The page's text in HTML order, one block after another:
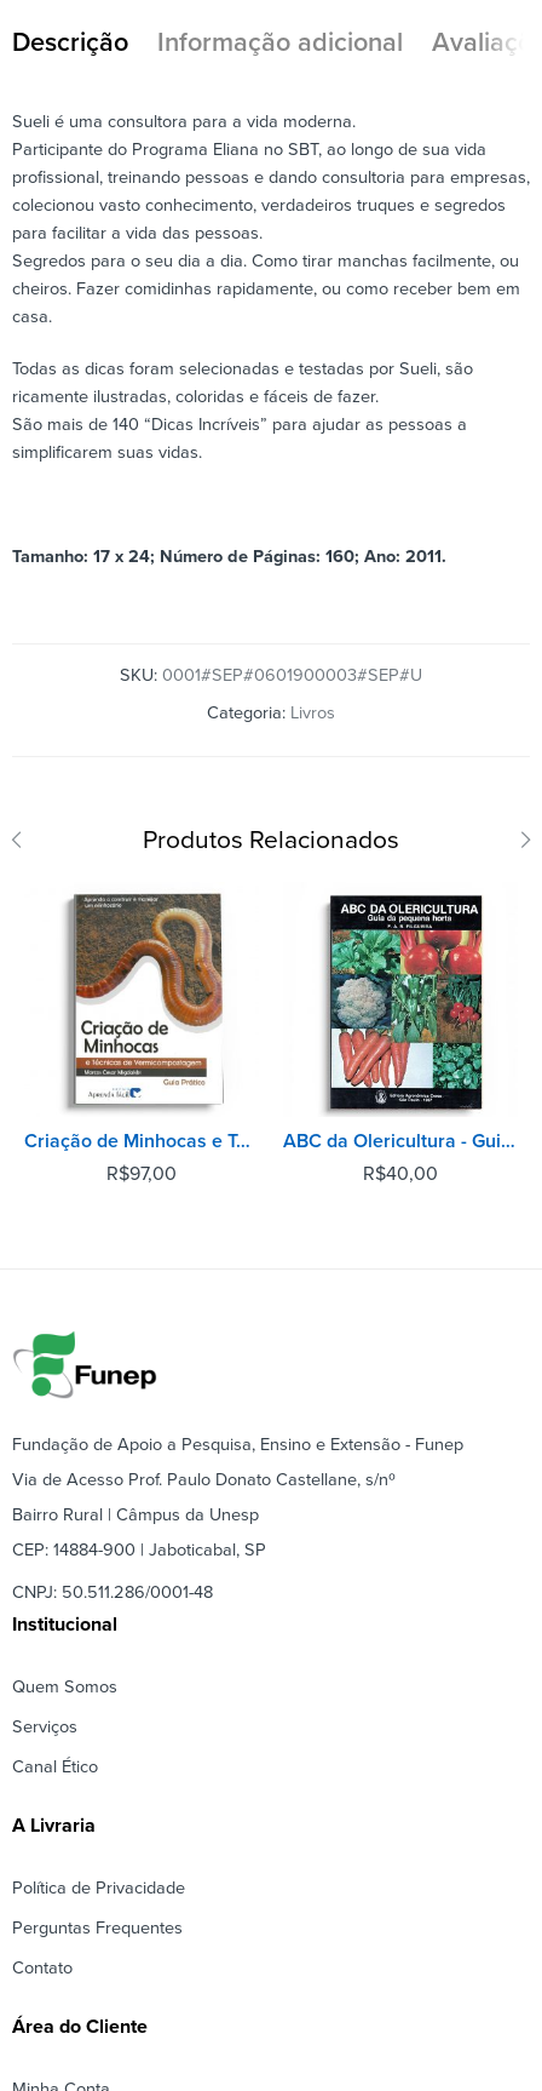
Descrição Informação adicional
Sueli é uma consultora para a vida moderna.
Participante do Programa Eliana no SBT, ao longo de sua vida
profissional, treinando pessoas e dando consultoria para empresas,
colecionou vasto conhecimento, verdadeiros truques e segredos
para facilitar a vida das pessoas.
Segredos para o seu dia a dia. Como tirar manchas facilmente, ou
cheiros. Fazer comidinhas rapidamente, ou como receber bem em
casa.
Todas as dicas foram selecionadas e testadas por Sueli, são
ricamente ilustradas, coloridas e fáceis de fazer.
São mais de 140 “Dicas Incríveis” para ajudar as pessoas a
simplificarem suas vidas.
Tamanho: 17 x 24; Número de Páginas: 160; Ano: 2011.
SKU: 0001#SEP#0601900003#SEP#U
Categoria: Livros
Produtos Relacionados
Criação de Minhocas e Técnicas de Vermicompostagem - 2° Edição
R$97,00
ABC da Olericultura - Guia da pequena horta
R$40,00
Fundação de Apoio a Pesquisa, Ensino e Extensão - Funep
Via de Acesso Prof. Paulo Donato Castellane, s/nº
Bairro Rural | Câmpus da Unesp
CEP: 14884-900 | Jaboticabal, SP
CNPJ: 50.511.286/0001-48
Institucional
Quem Somos
Serviços
Canal Ético
A Livraria
Política de Privacidade
Perguntas Frequentes
Contato
Área do Cliente